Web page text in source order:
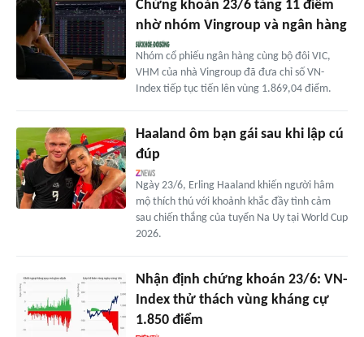
Chứng khoán 23/6 tăng 11 điểm
nhờ nhóm Vingroup và ngân hàng
Nhóm cổ phiếu ngân hàng cùng bộ đôi VIC,
VHM của nhà Vingroup đã đưa chỉ số VN-
Index tiếp tục tiến lên vùng 1.869,04 điểm.
Haaland ôm bạn gái sau khi lập cú
đúp
Ngày 23/6, Erling Haaland khiến người hâm
mộ thích thú với khoảnh khắc đầy tình cảm
sau chiến thắng của tuyển Na Uy tại World Cup
2026.
Nhận định chứng khoán 23/6: VN-
Index thử thách vùng kháng cự
1.850 điểm